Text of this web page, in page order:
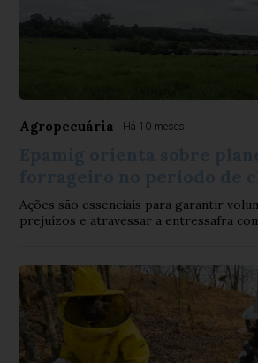
Agropecuária Há 10 meses
Ações são essenciais para garantir
prejuízos e atravessar a entressafra